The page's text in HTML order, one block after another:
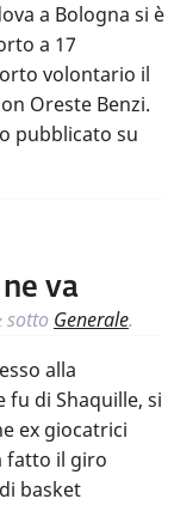
a Bologna si è
a 17
volontario il
Oreste Benzi.
pubblicato su
va
sotto Generale.
alla
fu di Shaquille, si
ex giocatrici
fatto il giro
basket